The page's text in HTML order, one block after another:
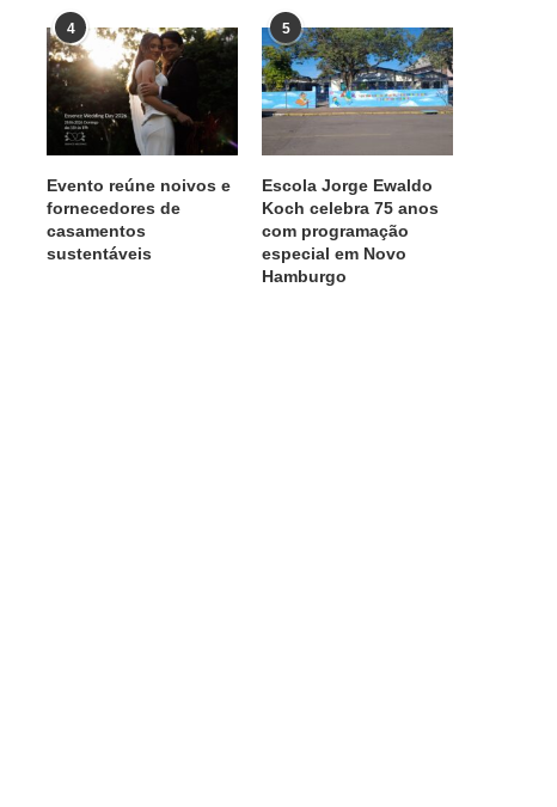
4
Evento reúne noivos e
fornecedores de
casamentos
sustentáveis
5
Escola Jorge Ewaldo
Koch celebra 75 anos
com programação
especial em Novo
Hamburgo